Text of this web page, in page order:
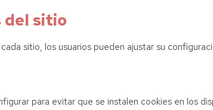
del sitio
sitio, los usuarios pueden ajustar su
para evitar que se instalen cookies en los